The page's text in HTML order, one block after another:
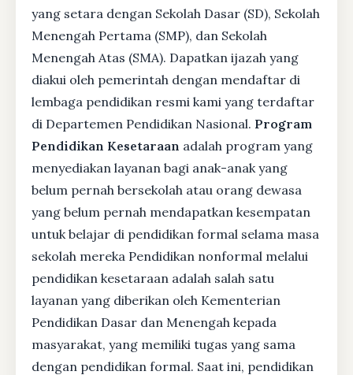
yang setara dengan Sekolah Dasar (SD), Sekolah
Menengah Pertama (SMP), dan Sekolah
Menengah Atas (SMA). Dapatkan ijazah yang
diakui oleh pemerintah dengan mendaftar di
lembaga pendidikan resmi kami yang terdaftar
di Departemen Pendidikan Nasional. Program
Pendidikan Kesetaraan adalah program yang
menyediakan layanan bagi anak-anak yang
belum pernah bersekolah atau orang dewasa
yang belum pernah mendapatkan kesempatan
untuk belajar di pendidikan formal selama masa
sekolah mereka Pendidikan nonformal melalui
pendidikan kesetaraan adalah salah satu
layanan yang diberikan oleh Kementerian
Pendidikan Dasar dan Menengah kepada
masyarakat, yang memiliki tugas yang sama
dengan pendidikan formal. Saat ini, pendidikan